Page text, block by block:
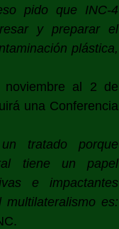
pido que INC-4
y preparar el
plástica,
al 2 de
una Conferencia
tratado porque
tiene un papel
e impactantes
es: